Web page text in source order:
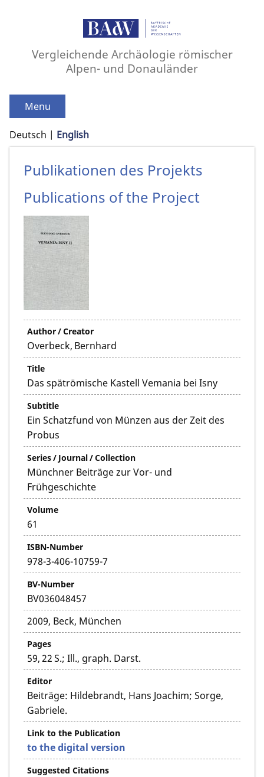
Vergleichende Archäologie römischer
Alpen- und Donauländer
Menu
Deutsch English
Publikationen des Projekts
Publications of the Project
Author / Creator
Overbeck, Bernhard
Title
Das spätrömische Kastell Vemania bei Isny
Subtitle
Ein Schatzfund von Münzen aus der Zeit des
Probus
Series / Journal / Collection
Münchner Beiträge zur Vor- und
Frühgeschichte
Volume
61
ISBN-Number
978-3-406-10759-7
BV-Number
BV036048457
2009, Beck, München
Pages
59, 22 S.; Ill., graph. Darst.
Editor
Beiträge: Hildebrandt, Hans Joachim; Sorge,
Gabriele.
Link to the Publication
to the digital version
Suggested Citations